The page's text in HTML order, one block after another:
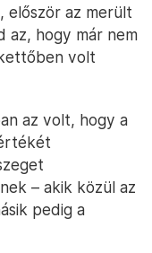
először az merült
hogy már nem
volt
az volt, hogy a
– akik közül az
pedig a